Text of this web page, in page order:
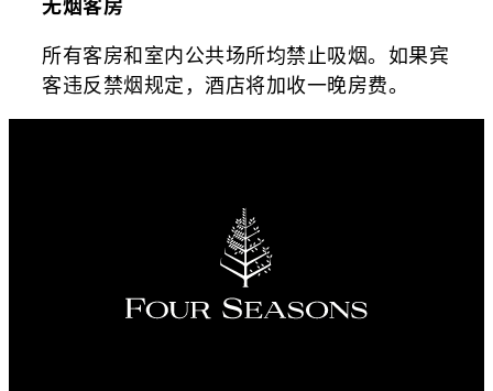
所有客房和室内公共场所均禁止吸烟。如果宾
客违反禁烟规定，酒店将加收一晚房费。